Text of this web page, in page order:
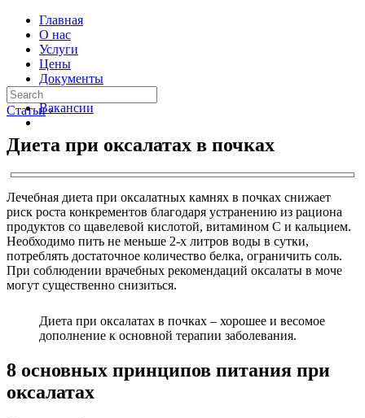
Главная
О нас
Услуги
Цены
Документы
Контакты
Вакансии
Статьи ›
Диета при оксалатах в почках
Лечебная диета при оксалатных камнях в почках снижает
риск роста конкрементов благодаря устранению из рациона
продуктов со щавелевой кислотой, витамином С и кальцием.
Необходимо пить не меньше 2-х литров воды в сутки,
потреблять достаточное количество белка, ограничить соль.
При соблюдении врачебных рекомендаций оксалаты в моче
могут существенно снизиться.
Диета при оксалатах в почках – хорошее и весомое
дополнение к основной терапии заболевания.
8 основных принципов питания при
оксалатах